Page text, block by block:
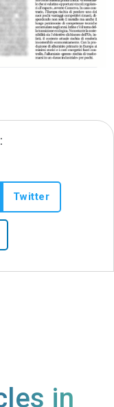
Twitter
in